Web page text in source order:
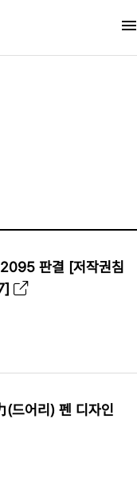
판결 [저작권침
드어리) 펜 디자인